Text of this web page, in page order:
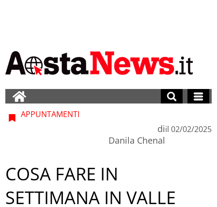
APPUNTAMENTI
di
Danila Chenal
il 02/02/2025
COSA FARE IN
SETTIMANA IN VALLE